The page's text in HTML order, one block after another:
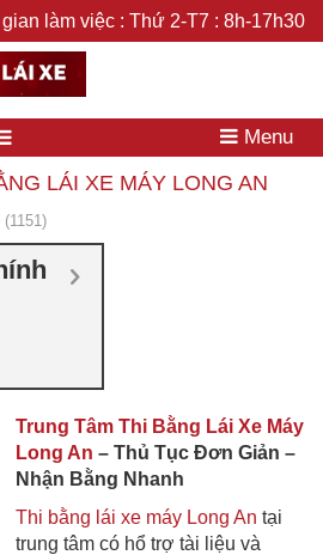
làm việc : Thứ 2-T7 : 8h-17h30
Menu
LÁI XE MÁY LONG AN
(1151)
Trung Tâm Thi Bằng Lái Xe Máy
Long An – Thủ Tục Đơn Giản –
Nhận Bằng Nhanh
Thi bằng lái xe máy Long An tại
trung tâm có hổ trợ tài liệu và